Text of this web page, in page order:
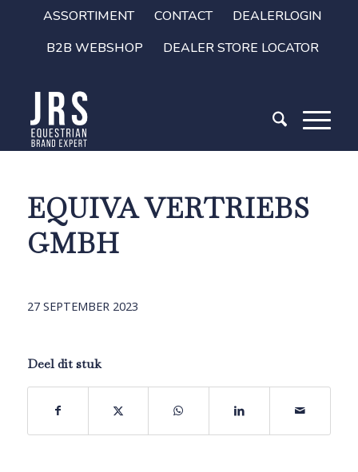
ASSORTIMENT CONTACT
DEALERLOGIN
B2B WEBSHOP
DEALER STORE LOCATOR
EQUIVA VERTRIEBS
GMBH
27 SEPTEMBER 2023
Deel dit stuk